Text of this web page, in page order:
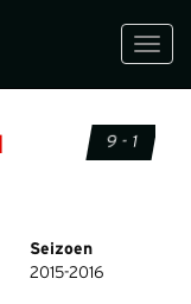
9 - 1
Seizoen
2015-2016